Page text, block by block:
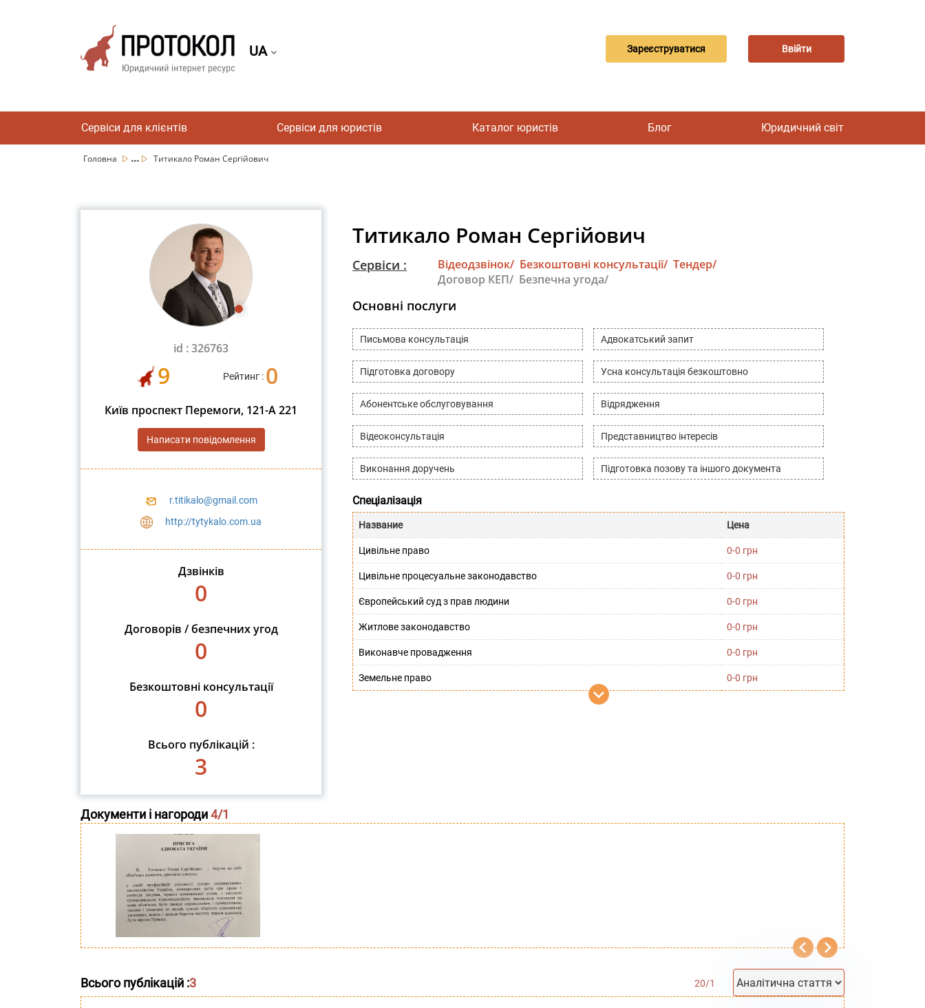
UA Зареєструватися Ввійти
Сервіси для клієнтів Сервіси для юристів Каталог юристів Блог Юридичний світ
Головна ... Титикало Роман Сергійович
id : 326763
9 Рейтинг : 0
Київ проспект Перемоги, 121-А 221
Написати повідомлення
r.titikalo@gmail.com
http://tytykalo.com.ua
Дзвінків
0
Договорів / безпечних угод
0
Безкоштовні консультації
0
Всього публікацій :
3
Титикало Роман Сергійович
Сервіси : Відеодзвінок/ Безкоштовні консультації/ Тендер/
Договор КЕП/ Безпечна угода/
Основні послуги
Письмова консультація Адвокатський запит
Підготовка договору Усна консультація безкоштовно
Абонентське обслуговування Відрядження
Відеоконсультація Представництво інтересів
Виконання доручень Підготовка позову та іншого документа
Спеціалізація
Название Цена
Цивільне право 0-0 грн
Цивільне процесуальне законодавство 0-0 грн
Європейський суд з прав людини 0-0 грн
Житлове законодавство 0-0 грн
Виконавче провадження 0-0 грн
Земельне право 0-0 грн
Документи і нагороди4/1
Всього публікацій :3 20/1